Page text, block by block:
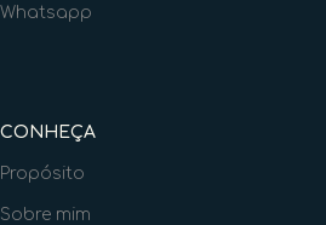
Whatsapp
CONHEÇA
Propósito
Sobre mim